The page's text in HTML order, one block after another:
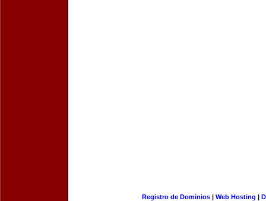
Registro de Dominios| Web Hosting |